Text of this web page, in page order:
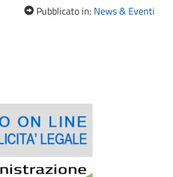
Pubblicato in: News & Eventi